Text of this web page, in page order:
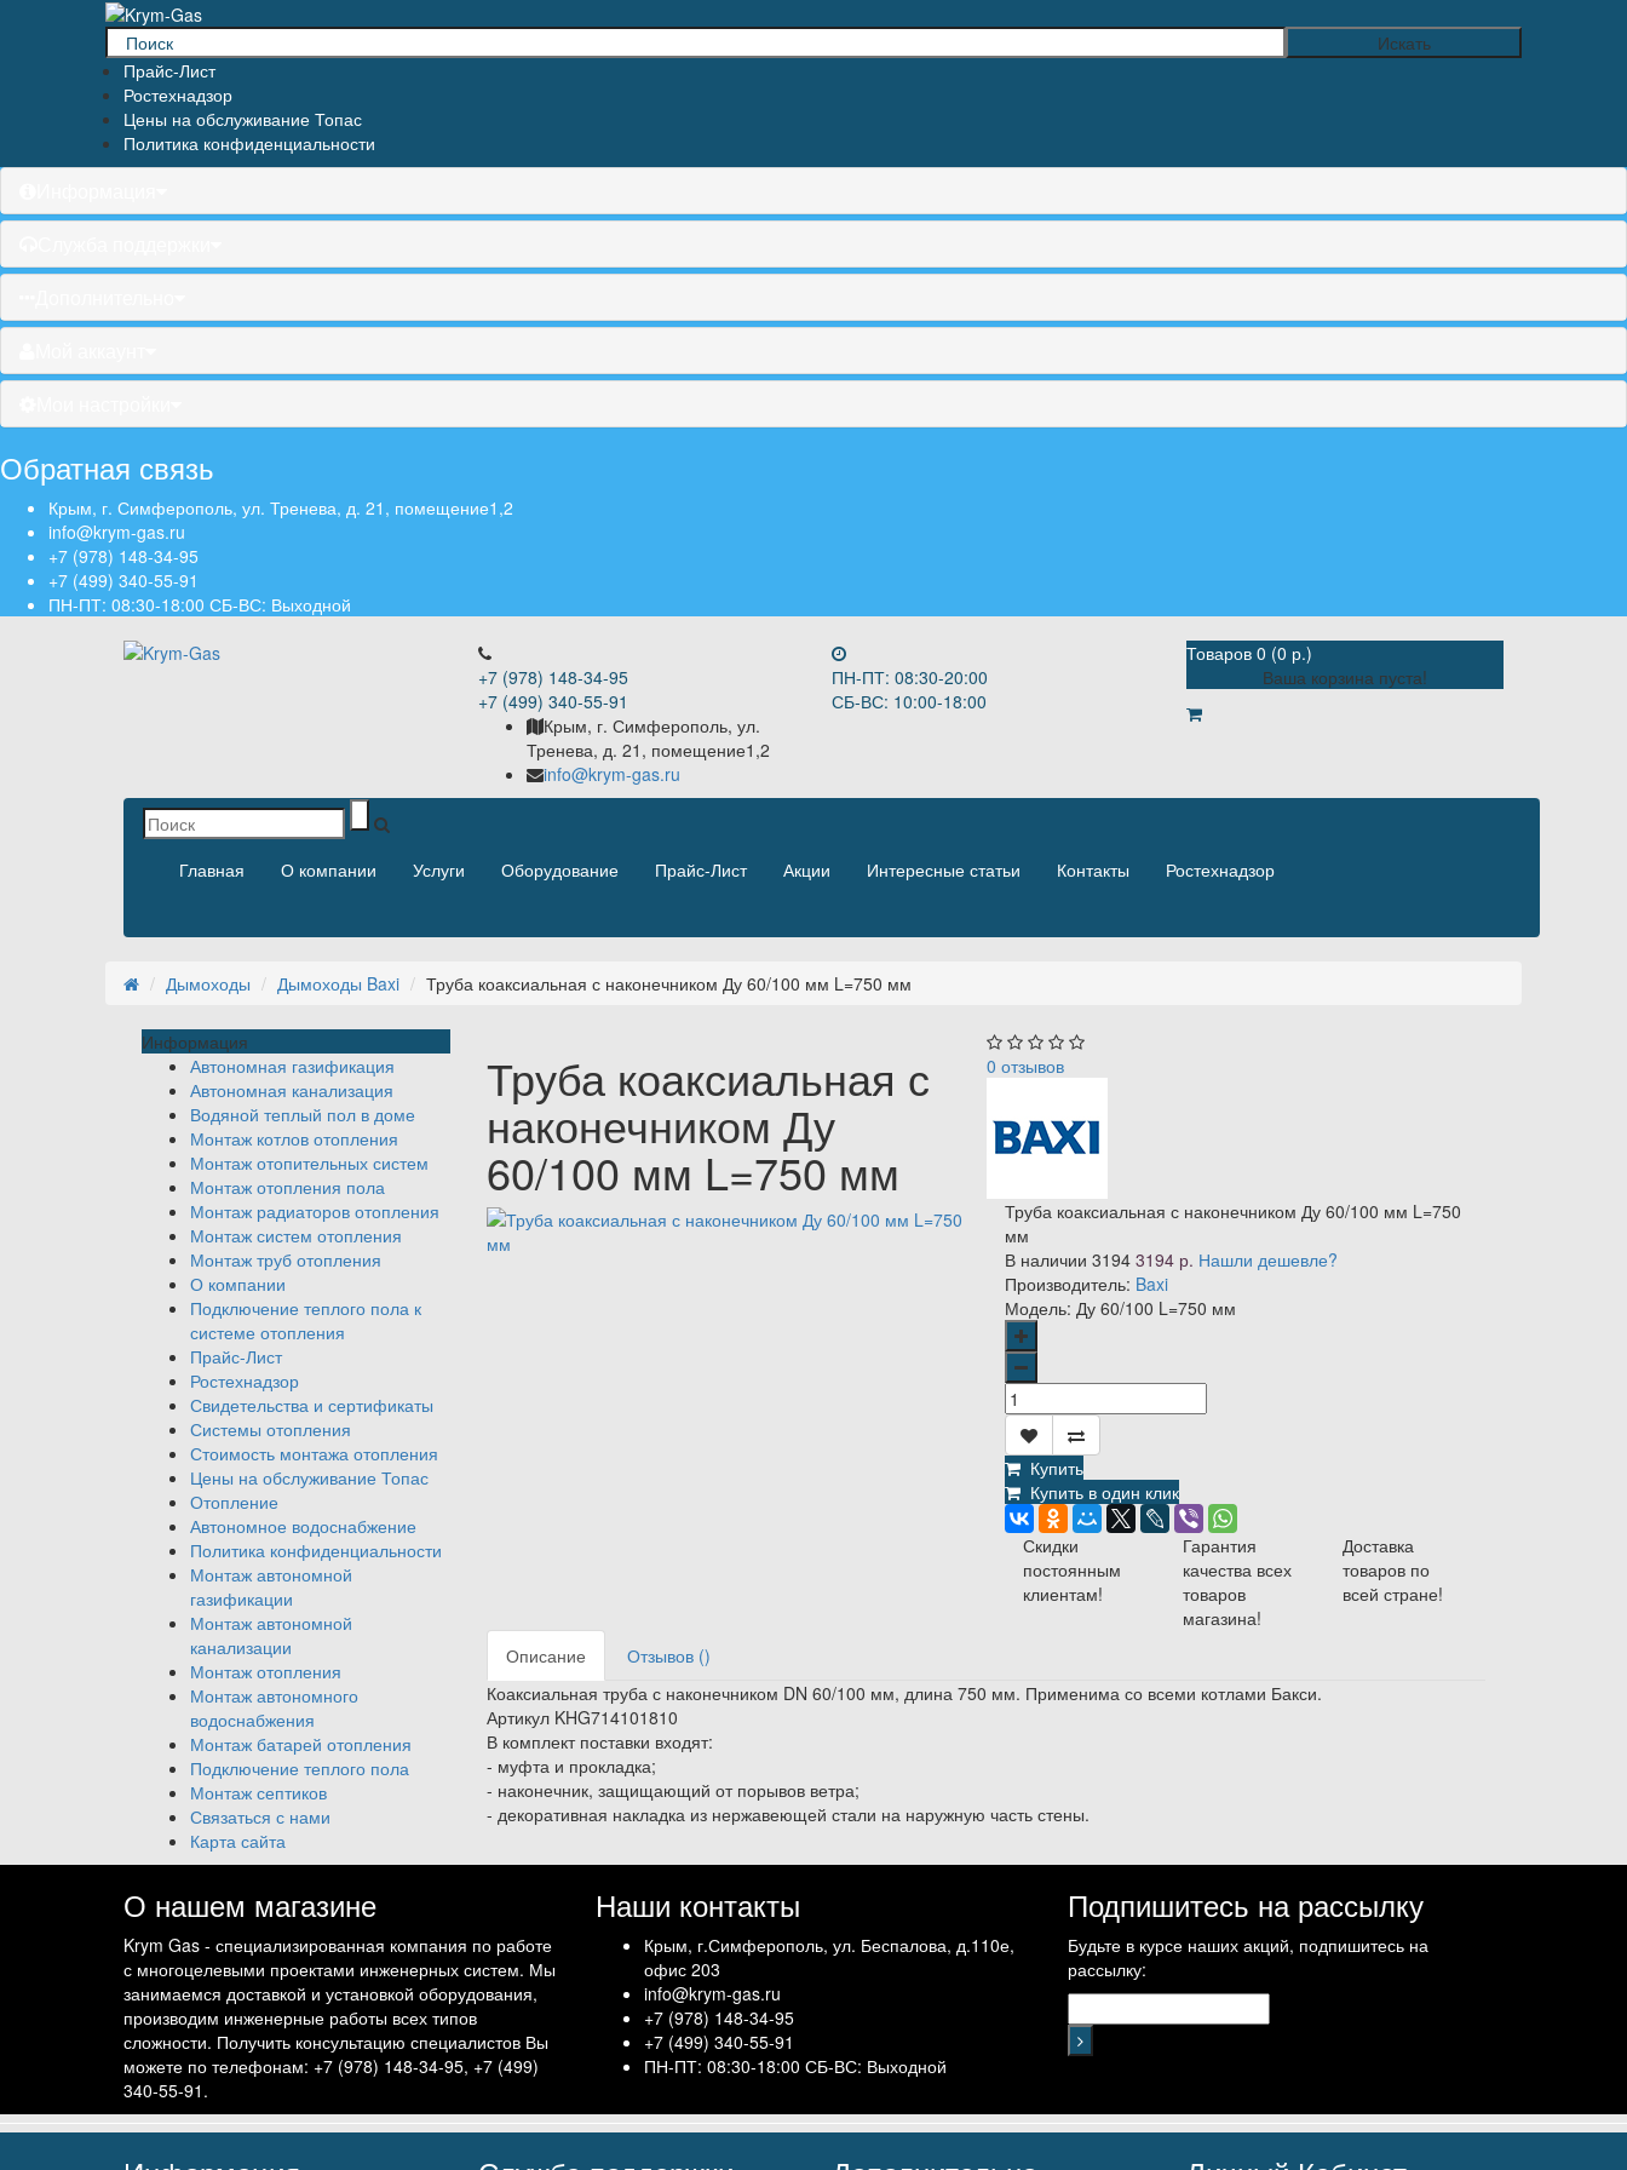
Прайс-Лист
Ростехнадзор
Цены на обслуживание Топас
Политика конфиденциальности
Обратная связь
Крым, г. Симферополь, ул. Тренева, д. 21, помещение1,2
info@krym-gas.ru
+7 (978) 148-34-95
+7 (499) 340-55-91 ​
ПН-ПТ: 08:30-18:00 СБ-ВС: Выходной
+7 (978) 148-34-95
+7 (499) 340-55-91 ​
Крым, г. Симферополь, ул.
Тренева, д. 21, помещение1,2
info@krym-gas.ru
ПН-ПТ: 08:30-20:00
СБ-ВС: 10:00-18:00
Товаров 0 (0 р.)
Ваша корзина пуста!
Главная О компании Услуги Оборудование Прайс-Лист Акции Интересные статьи Контакты Ростехнадзор
Дымоходы Дымоходы Baxi Труба коаксиальная с наконечником Ду 60/100 мм L=750 мм
Информация
Автономная газификация
Автономная канализация
Водяной теплый пол в доме
Монтаж котлов отопления
Монтаж отопительных систем
Монтаж отопления пола
Монтаж радиаторов отопления
Монтаж систем отопления
Монтаж труб отопления
О компании
Подключение теплого пола к
системе отопления
Прайс-Лист
Ростехнадзор
Свидетельства и сертификаты
Системы отопления
Стоимость монтажа отопления
Цены на обслуживание Топас
Отопление
Автономное водоснабжение
Политика конфиденциальности
Монтаж автономной
газификации
Монтаж автономной
канализации
Монтаж отопления
Монтаж автономного
водоснабжения
Монтаж батарей отопления
Подключение теплого пола
Монтаж септиков
Связаться с нами
Карта сайта
Труба коаксиальная с
наконечником Ду
60/100 мм L=750 мм
0 отзывов
Труба коаксиальная с наконечником Ду 60/100 мм L=750
мм
В наличии 3194 3194 р. Нашли дешевле?
Производитель: Baxi
Модель: Ду 60/100 L=750 мм
Купить
Купить в один клик
Скидки
постоянным
клиентам!
Гарантия
качества всех
товаров
магазина!
Доставка
товаров по
всей стране!
Описание
Отзывов ()
Коаксиальная труба с наконечником DN 60/100 мм, длина 750 мм. Применима со всеми котлами Бакси.
Артикул KHG714101810
В комплект поставки входят:
- муфта и прокладка;
- наконечник, защищающий от порывов ветра;
- декоративная накладка из нержавеющей стали на наружную часть стены.
О нашем магазине
Krym Gas - специализированная компания по работе
с многоцелевыми проектами инженерных систем. Мы
занимаемся доставкой и установкой оборудования,
производим инженерные работы всех типов
сложности. Получить консультацию специалистов Вы
можете по телефонам: +7 (978) 148-34-95, +7 (499)
340-55-91.
Наши контакты
Крым, г.Симферополь, ул. Беспалова, д.110е,
офис 203
info@krym-gas.ru
+7 (978) 148-34-95
+7 (499) 340-55-91 ​
ПН-ПТ: 08:30-18:00 СБ-ВС: Выходной
Подпишитесь на рассылку
Будьте в курсе наших акций, подпишитесь на
рассылку: